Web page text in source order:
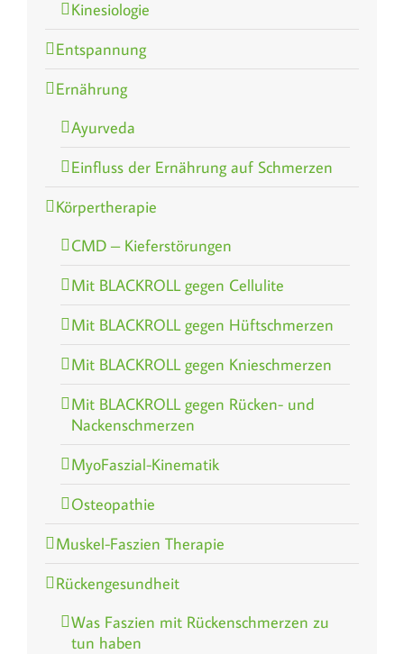
Kinesiologie
Entspannung
Ernährung
Ayurveda
Einfluss der Ernährung auf Schmerzen
Körpertherapie
CMD – Kieferstörungen
Mit BLACKROLL gegen Cellulite
Mit BLACKROLL gegen Hüftschmerzen
Mit BLACKROLL gegen Knieschmerzen
Mit BLACKROLL gegen Rücken- und
Nackenschmerzen
MyoFaszial-Kinematik
Osteopathie
Muskel-Faszien Therapie
Rückengesundheit
Was Faszien mit Rückenschmerzen zu
tun haben